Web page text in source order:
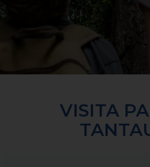
VISITA